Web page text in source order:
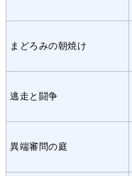
まどろみの朝焼け
逃走と闘争
異端審問の庭